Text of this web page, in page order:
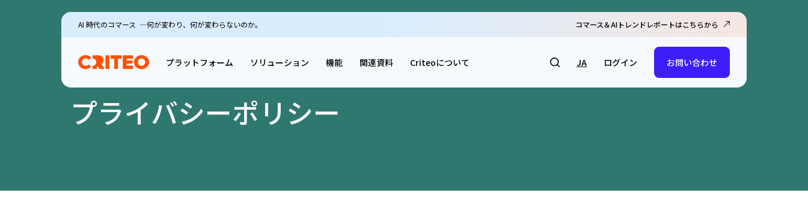
AI 時代のコマース ―何が変わり、何が変わらないのか。 コマース＆AIトレンドレポートはこちらから
プラットフォーム ソリューション 機能 関連資料 Criteoについて JA ログイン お問い合わせ
プライバシーポリシー